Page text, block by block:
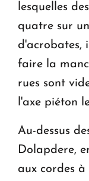
lesquelles
quatre sur
d'acrobates,
faire la
rues sont
l'axe piéton
Au-dessus
Dolapdere,
aux cordes